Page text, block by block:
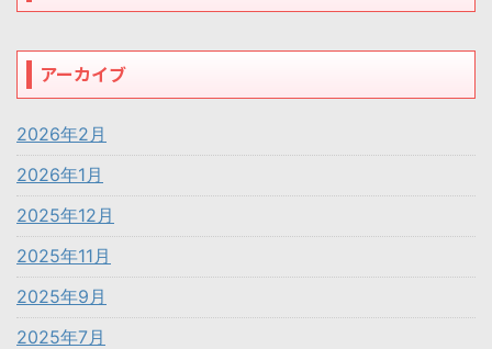
アーカイブ
2026年2月
2026年1月
2025年12月
2025年11月
2025年9月
2025年7月